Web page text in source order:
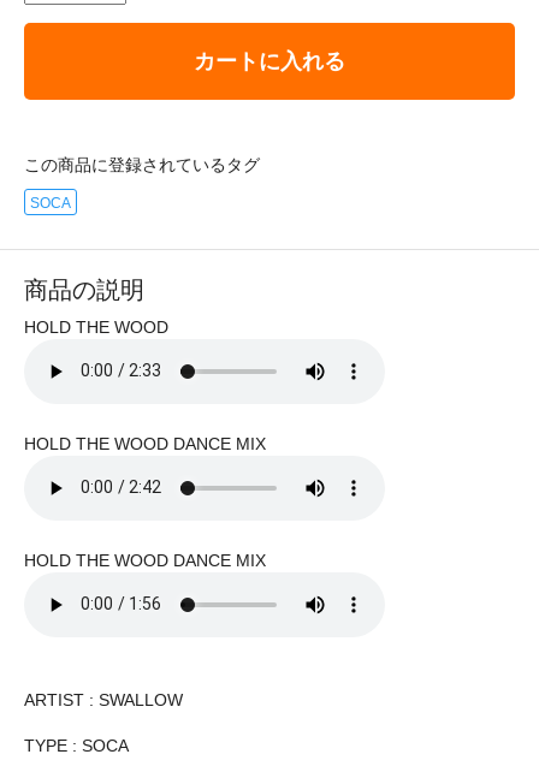
カートに入れる
この商品に登録されているタグ
SOCA
商品の説明
HOLD THE WOOD
HOLD THE WOOD DANCE MIX
HOLD THE WOOD DANCE MIX
ARTIST : SWALLOW
TYPE : SOCA